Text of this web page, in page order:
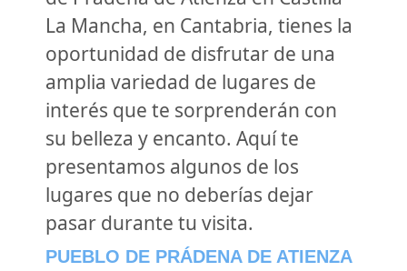
La Mancha, en Cantabria, tienes la
oportunidad de disfrutar de una
amplia variedad de lugares de
interés que te sorprenderán con
su belleza y encanto. Aquí te
presentamos algunos de los
lugares que no deberías dejar
pasar durante tu visita.
PUEBLO DE PRÁDENA DE ATIENZA